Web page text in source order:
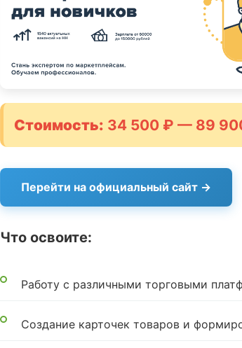
Стоимость: 34 500 ₽ — 89
Перейти на официальный сайт →
Что освоите:
Работу с различными торговыми
Создание карточек товаров и